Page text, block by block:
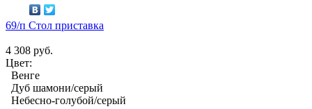
69/п Стол приставка
4 308 руб.
Цвет:
Венге
Дуб шамони/серый
Небесно-голубой/серый